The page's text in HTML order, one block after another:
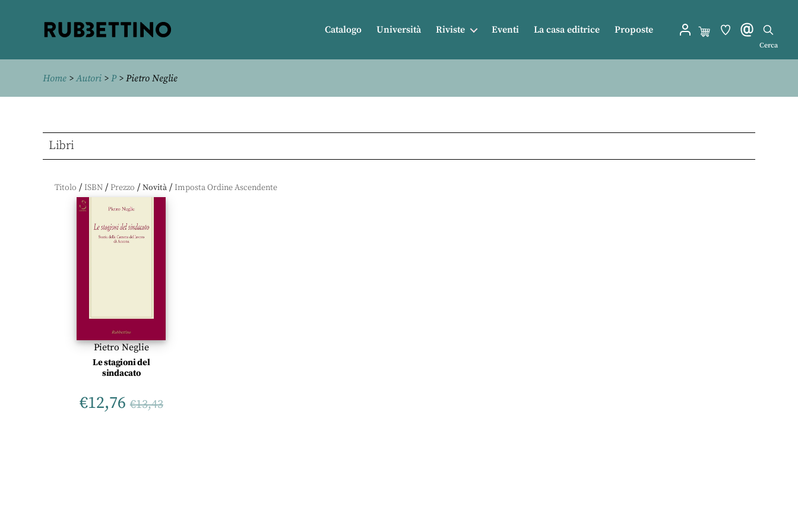
Catalogo Università Riviste Eventi La casa editrice Proposte
Cerca
Home >Autori > P> Pietro Neglie
Libri
Titolo / ISBN / Prezzo / Novità /
Pietro Neglie
Le stagioni del
sindacato
€12,76 €13,43